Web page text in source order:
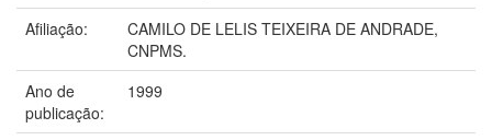
Afiliação:
CAMILO DE LELIS TEIXEIRA DE ANDRADE,
CNPMS.
Ano de
publicação:
1999